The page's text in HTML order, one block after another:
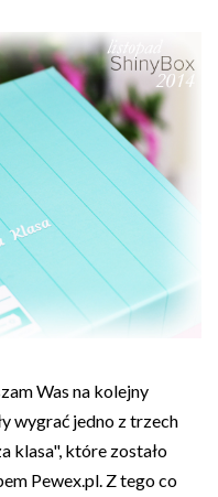
Was na kolejny
wygrać jedno z trzech
klasa", które zostało
Pewex.pl. Z tego co